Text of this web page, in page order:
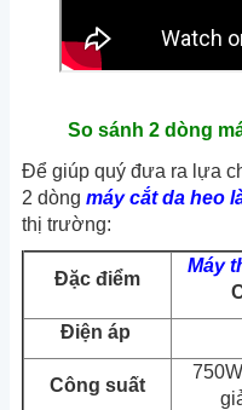
So sánh 2 dòng
Để giúp quý đưa ra lựa
2 dòng máy cắt da heo
thị trường:
Đặc điểm
Máy
Điện áp
Công suất